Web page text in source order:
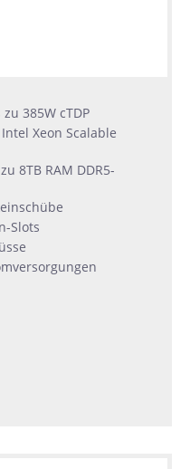
385W cTDP
Xeon Scalable
8TB RAM DDR5-
Slots